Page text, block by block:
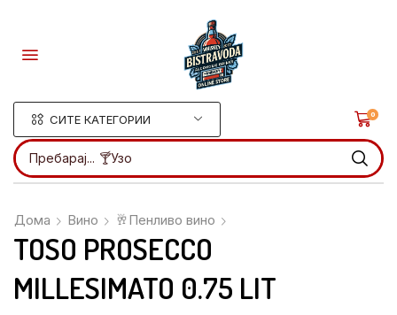
СИТЕ КАТЕГОРИИ
Пребарај... 🍸Ликери
0
Дома Вино 🥂Пенливо вино
TOSO PROSECCO
MILLESIMATO 0.75 LIT